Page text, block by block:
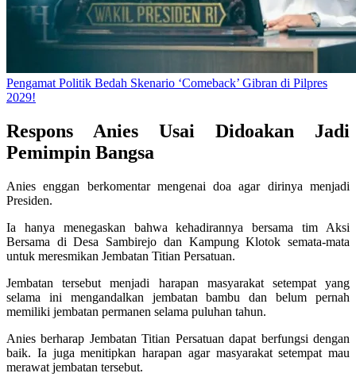
Pengamat Politik Bedah Skenario ‘Comeback’ Gibran di Pilpres
2029!
Respons Anies Usai Didoakan Jadi
Pemimpin Bangsa
Anies enggan berkomentar mengenai doa agar dirinya menjadi
Presiden.
Ia hanya menegaskan bahwa kehadirannya bersama tim Aksi
Bersama di Desa Sambirejo dan Kampung Klotok semata-mata
untuk meresmikan Jembatan Titian Persatuan.
Jembatan tersebut menjadi harapan masyarakat setempat yang
selama ini mengandalkan jembatan bambu dan belum pernah
memiliki jembatan permanen selama puluhan tahun.
Anies berharap Jembatan Titian Persatuan dapat berfungsi dengan
baik. Ia juga menitipkan harapan agar masyarakat setempat mau
merawat jembatan tersebut.